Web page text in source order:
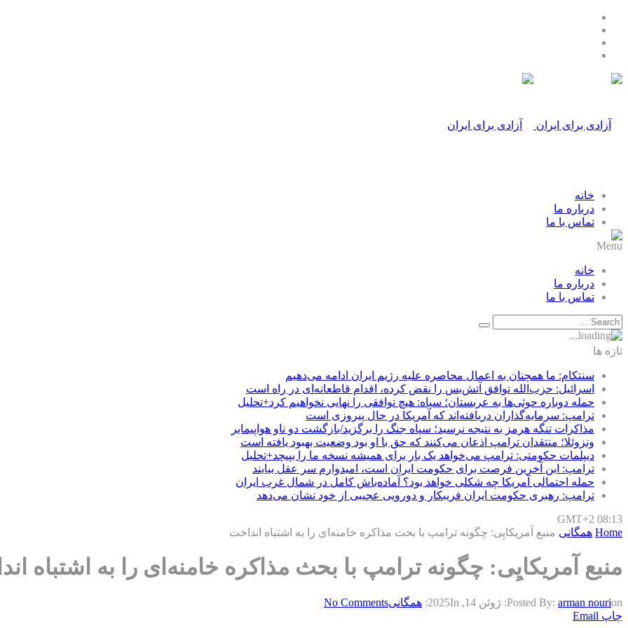
خانه
درباره ما
تماس با ما
Menu
خانه
درباره ما
تماس با ما
تازه ها
سنتکام: ما همچنان به اعمال محاصره علیه رژیم ایران ادامه می‌دهیم
اسرائیل: حزب‌الله توافق آتش‌بس را نقض کرده، اقدام قاطعانه‌ای در راه است
حمله دوباره حوثی‌ها به عربستان؛ سپاه: هیچ توافقی را نهایی نخواهیم کرد+تحلیل
ترامپ: سرمایه‌گذاران دریافته‌اند که آمریکا در حال پیروزی است
مذاکرات تنگه هرمز به نتیجه نرسید؛ سپاه جنگ را برگزید/بازگشت دو ناو هواپیمابر
ونزوئلا؛ منتقدان ترامپ اذعان می‌کنند که حق با او بود وضعیت بهبود یافته است
دیپلمات حکومتی: ترامپ می‌خواهد یک بار برای همیشه نسخه ما را بپیچد+تحلیل
ترامپ: این آخرین فرصت برای حکومت ایران است، امیدوارم سر عقل بیایند
حمله احتمالی آمریکا چه شکلی خواهد بود؟ آماده‌باش کامل در شمال غرب ایران
ترامپ: رهبری حکومت ایران فریبکار و دورویی عجیبی از خود نشان می‌دهد
GMT+2 08:13
Home همگانی منبع آمریکایِی: چگونه ترامپ با بحث مذاکره خامنه‌ای را به اشتباه انداخت
منبع آمریکایِی: چگونه ترامپ با بحث مذاکره خامنه‌ای را به اشتباه
Posted By: arman nourion: ژوئن 14, 2025 In: همگانیNo Comments
چاپ Email